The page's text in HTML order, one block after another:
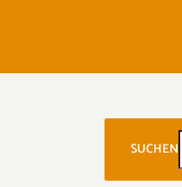
SUCHEN